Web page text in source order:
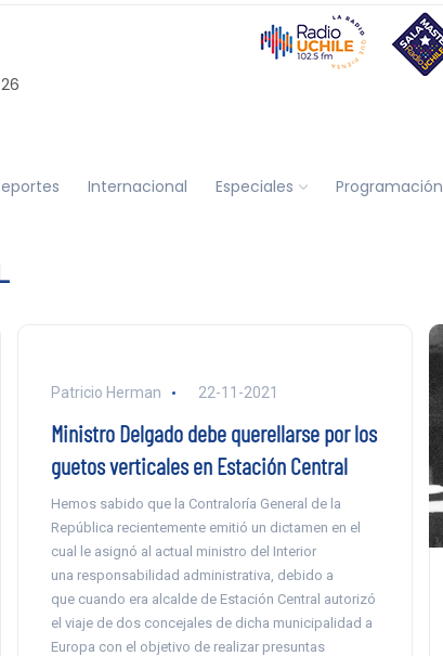
Internacional Especiales Programación
Patricio Herman 22-11-2021
Ministro Delgado debe querellarse por los
guetos verticales en Estación Central
Hemos sabido que la Contraloría General de la
República recientemente emitió un dictamen en el
cual le asignó al actual ministro del Interior
una responsabilidad administrativa, debido a
que cuando era alcalde de Estación Central autorizó
el viaje de dos concejales de dicha municipalidad a
Europa con el objetivo de realizar presuntas